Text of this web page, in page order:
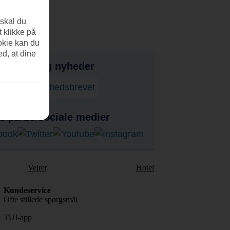
tips og nyheder
på nyhedsbrevet
på de sociale medier
Vejret Hotel
Kundeservice
Ofte stillede spørgsmål
TUI-app
du
klikke på
kan du
at dine